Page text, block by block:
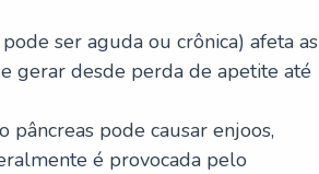
ser aguda ou crônica) afeta as
gerar desde perda de apetite até
pâncreas pode causar enjoos,
é provocada pelo